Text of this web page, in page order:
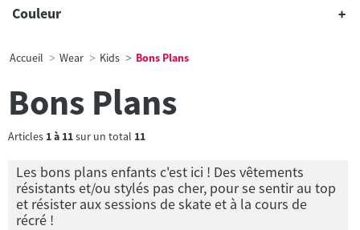
Couleur
Accueil Wear Kids Bons Plans
Bons Plans
Articles 1à 11sur un total 11
Les bons plans enfants c'est ici ! Des vêtements
résistants et/ou stylés pas cher, pour se sentir au top
et résister aux sessions de skate et à la cours de
récré !